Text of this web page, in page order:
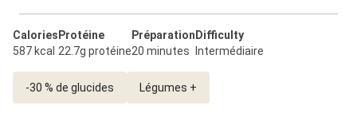
Calories
587 kcal
Protéine
22.7g protéine
Préparation
20 minutes
Difficulty
Intermédiaire
-30 % de glucides Légumes +